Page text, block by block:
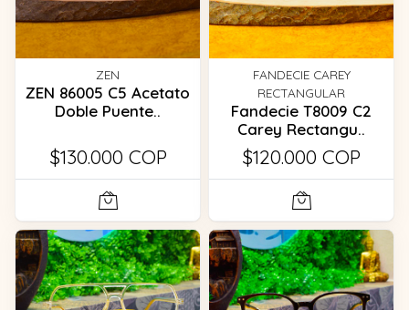
ZEN
ZEN 86005 C5 Acetato
Doble Puente..
$130.000 COP
FANDECIE CAREY
RECTANGULAR
Fandecie T8009 C2
Carey Rectangu..
$120.000 COP